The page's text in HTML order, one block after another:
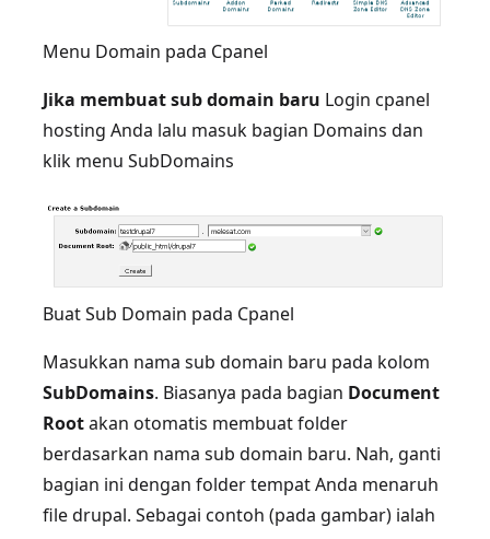
Menu Domain pada Cpanel
Jika membuat sub domain baru Login cpanel
hosting Anda lalu masuk bagian Domains dan
klik menu SubDomains
Buat Sub Domain pada Cpanel
Masukkan nama sub domain baru pada kolom
SubDomains. Biasanya pada bagian Document
Rootakan otomatis membuat folder
berdasarkan nama sub domain baru. Nah, ganti
bagian ini dengan folder tempat Anda menaruh
file drupal. Sebagai contoh (pada gambar) ialah